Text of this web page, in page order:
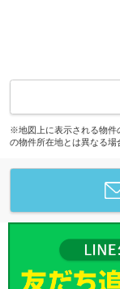
※地図上に表示される物件
の物件所在地とは異なる場